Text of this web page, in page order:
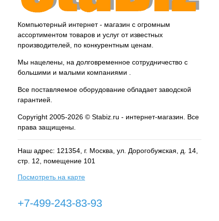
Компьютерный интернет - магазин с огромным
ассортиментом товаров и услуг от известных
производителей, по конкурентным ценам.
Мы нацелены, на долговременное сотрудничество с
большими и малыми компаниями .
Все поставляемое оборудование обладает заводской
гарантией.
Copyright 2005-2026 © Stabiz.ru - интернет-магазин. Все
права защищены.
Наш адрес: 121354, г. Москва , ул. Дорогобужская, д. 14,
стр. 12, помещение 101
Посмотреть на карте
+7-499-243-83-93